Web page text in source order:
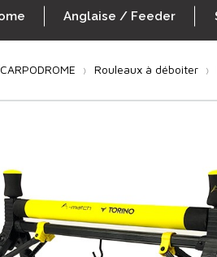
Anglaise / Feeder
Rouleaux à déboiter